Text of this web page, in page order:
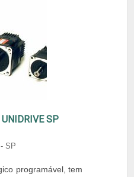
UNIDRIVE SP
SP
programável, tem